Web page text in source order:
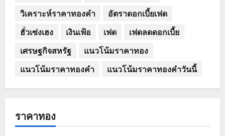
วิเคราะห์ราคาทองคำ
อัตราดอกเบี้ยเฟด
ฮั่วเซ่งเฮง
เงินเฟ้อ เฟด
เฟดลดดอกเบี้ย
เศรษฐกิจสหรัฐ
แนวโน้มราคาทอง
แนวโน้มราคาทองคำ
แนวโน้มราคาทองคำวันนี้
ราคาทอง